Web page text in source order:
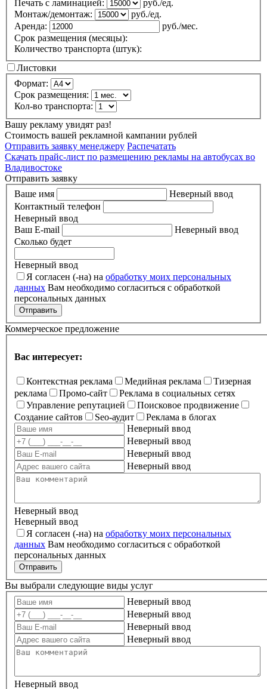
Печать с ламинацией:
руб./ед.
Монтаж/демонтаж:
руб./ед.
Аренда:
руб./мес.
Срок размещения (месяцы):
Количество транспорта (штук):
Листовки
Формат:
Срок размещения:
Кол-во транспорта:
Вашу рекламу увидят раз!
Стоимость вашей рекламной кампании рублей
Отправить заявку менеджеру Распечатать
Скачать прайс-лист по размещению рекламы на автобусах во
Владивостоке
Отправить заявку
Ваше имя
Неверный ввод
Контактный телефон
Неверный ввод
Ваш E-mail
Неверный ввод
Сколько будет
Неверный ввод
Я согласен (-на) на обработку моих персональных
данных Вам необходимо согласиться с обработкой
персональных данных
Отправить
Коммерческое предложение
Вас интересует:
Контекстная реклама Медийная реклама
Тизерная
реклама
Промо-сайт
Реклама в социальных сетях
Управление репутацией
Поисковое продвижение
Создание сайтов
Seo-аудит
Реклама в блогах
Неверный ввод
Неверный ввод
Неверный ввод
Неверный ввод
Неверный ввод
Неверный ввод
Я согласен (-на) на обработку моих персональных
данных Вам необходимо согласиться с обработкой
персональных данных
Отправить
Вы выбрали следующие виды услуг
Неверный ввод
Неверный ввод
Неверный ввод
Неверный ввод
Неверный ввод